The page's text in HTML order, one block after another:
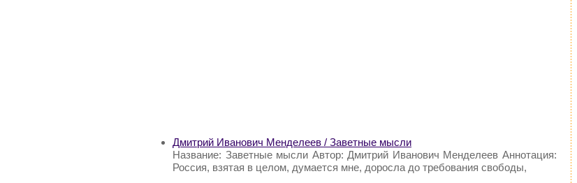
Дмитрий Иванович Менделеев / Заветные мысли
Название: Заветные мысли Автор: Дмитрий Иванович Менделеев Аннотация:
Россия, взятая в целом, думается мне, доросла до требования свободы,